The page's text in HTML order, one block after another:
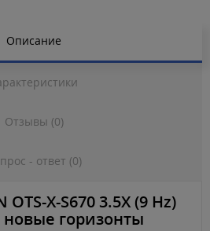
Описание
Отзывы (0)
- ответ (0)
X-S670 3.5X (9 Hz)
горизонты